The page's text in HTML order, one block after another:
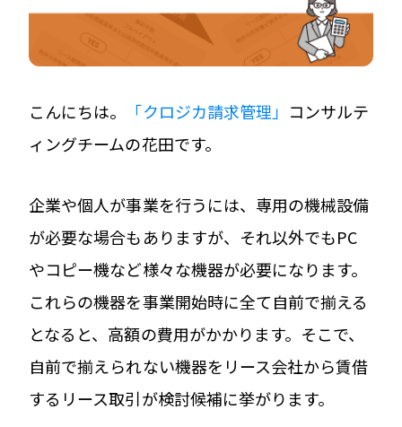
こんにちは。 「クロジカ請求管理」 コンサルテ
ィングチームの花田です。
企業や個人が事業を行うには、専用の機械設備
が必要な場合もありますが、それ以外でもPC
やコピー機など様々な機器が必要になります。
これらの機器を事業開始時に全て自前で揃える
となると、高額の費用がかかります。そこで、
自前で揃えられない機器をリース会社から賃借
するリース取引が検討候補に挙がります。